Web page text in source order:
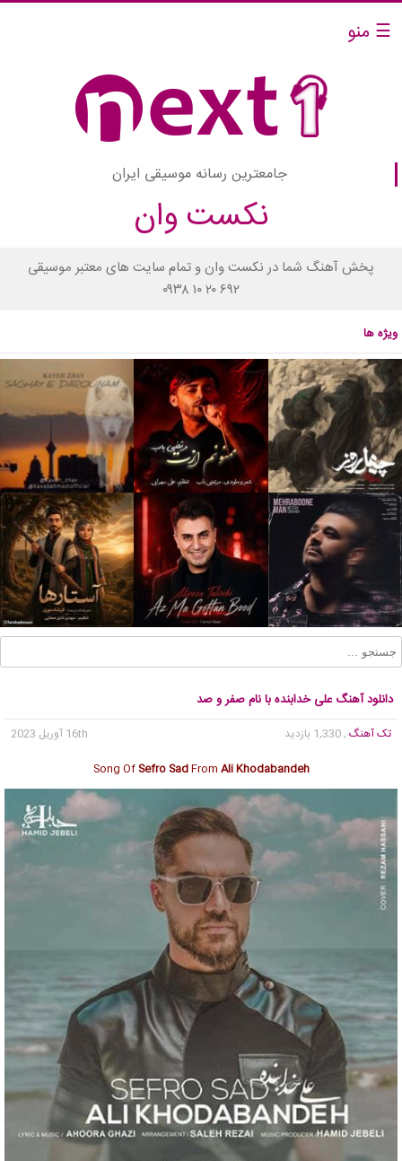
☰ منو
جامعترین رسانه موسیقی ایران
نکست وان
پخش آهنگ شما در نکست وان و تمام سایت های معتبر موسیقی
۰۹۳۸ ۱۰ ۲۰ ۶۹۲
ویژه ها
دانلود آهنگ علی خدابنده با نام صفر و صد
تک آهنگ , 1,330 بازدید
16th آوریل 2023
Song Of Sefro SadFrom Ali Khodabandeh